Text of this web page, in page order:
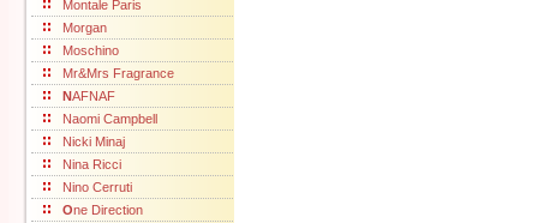
Montale Paris
Morgan
Moschino
Mr&Mrs Fragrance
NAFNAF
Naomi Campbell
Nicki Minaj
Nina Ricci
Nino Cerruti
One Direction